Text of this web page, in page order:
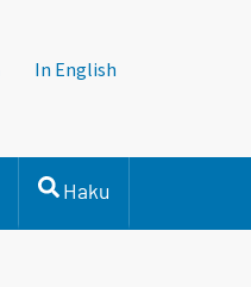
In English
Haku